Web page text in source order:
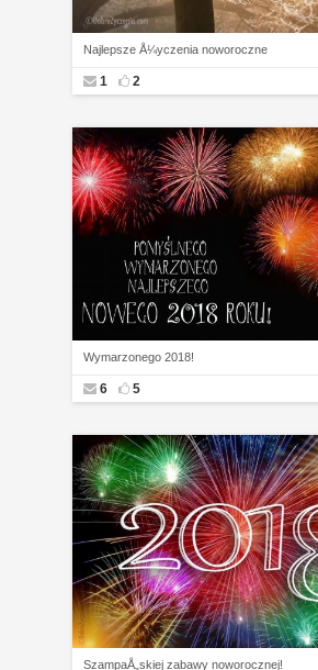
Najlepsze Å¼yczenia noworoczne
1 2
Wymarzonego 2018!
6 5
SzampaÅ„skiej zabawy noworocznej!